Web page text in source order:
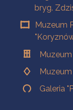
bryg.
Muzeum
Galeria